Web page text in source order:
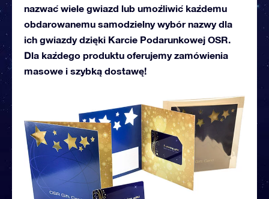
nazwać wiele gwiazd lub umożliwić każdemu
obdarowanemu samodzielny wybór nazwy dla
ich gwiazdy dzięki Karcie Podarunkowej OSR.
Dla każdego produktu oferujemy zamówienia
masowe i szybką dostawę!